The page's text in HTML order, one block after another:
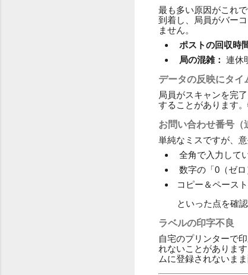
最も多い原因がこれ
到着し、局員がバー
ません。
ポストの回収時
局の混雑： 連休
データの反映にタイ
局員がスキャンを完
することがあります
お問い合わせ番号（
単純なミスですが、
全角で入力して
数字の「0（ゼ
コピー＆ペース
といった点を確
ラベルの印字不良
自宅のプリンターで
れないことがありま
ムに登録されないま